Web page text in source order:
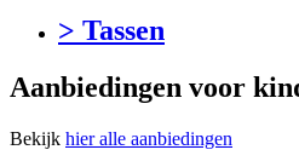
> Tassen
Aanbiedingen voor
Bekijk hier alle aanbiedingen